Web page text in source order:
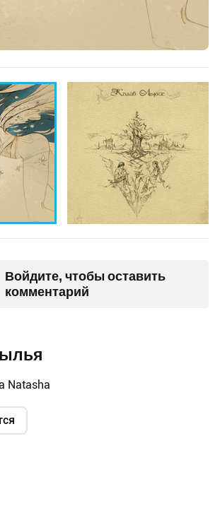
Войдите, чтобы оставить
комментарий
Natasha